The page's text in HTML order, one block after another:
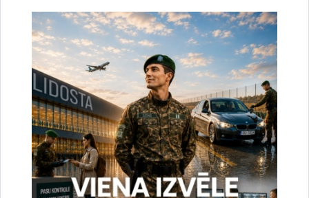
Drukāt lapu
Dalīties